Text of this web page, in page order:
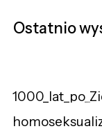
Ostatnio